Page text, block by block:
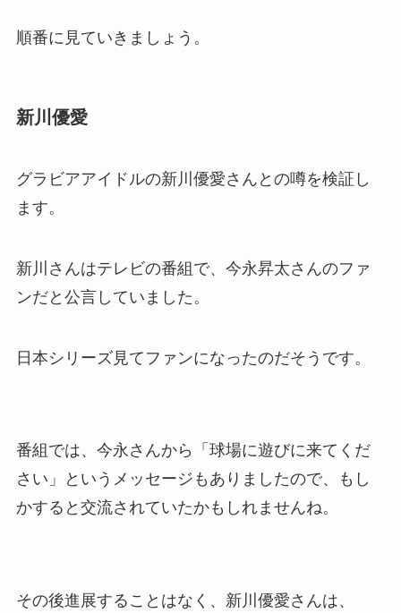
順番に見ていきましょう。
新川優愛
グラビアアイドルの新川優愛さんとの噂を検証し
ます。
新川さんはテレビの番組で、今永昇太さんのファ
ンだと公言していました。
日本シリーズ見てファンになったのだそうです。
番組では、今永さんから「球場に遊びに来てくだ
さい」というメッセージもありましたので、もし
かすると交流されていたかもしれませんね。
その後進展することはなく、新川優愛さんは、